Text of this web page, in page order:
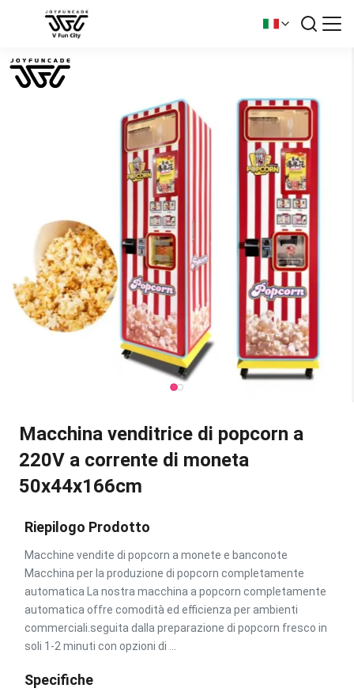
Macchina venditrice di popcorn a
220V a corrente di moneta
50x44x166cm
Riepilogo Prodotto
Macchine vendite di popcorn a monete e banconote
Macchina per la produzione di popcorn completamente
automatica La nostra macchina a popcorn completamente
automatica offre comodità ed efficienza per ambienti
commerciali.seguita dalla preparazione di popcorn fresco in
soli 1-2 minuti con opzioni di ...
Specifiche